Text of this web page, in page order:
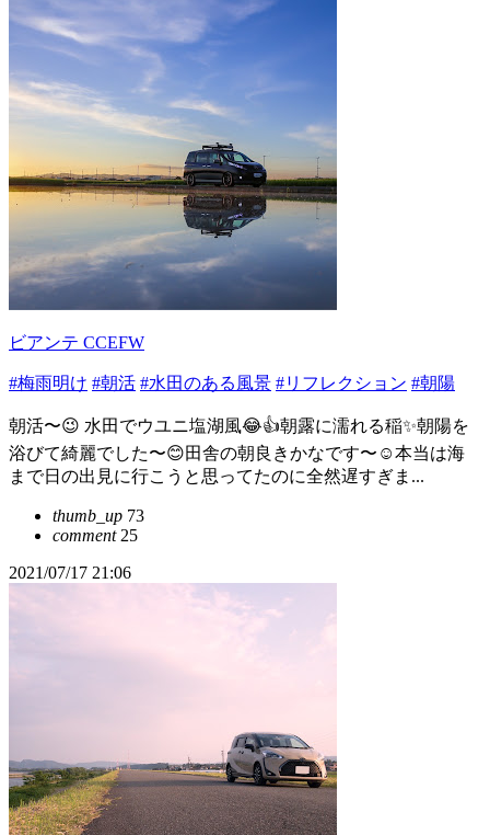
ビアンテ CCEFW
#梅雨明け #朝活 #水田のある風景 #リフレクション #朝陽
朝活〜😉 水田でウユニ塩湖風😂👍朝露に濡れる稲✨朝陽を
浴びて綺麗でした〜😊田舎の朝良きかなです〜☺️本当は海
まで日の出見に行こうと思ってたのに全然遅すぎま...
thumb_up 73
comment25
2021/07/17 21:06